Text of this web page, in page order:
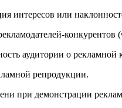
интересов или
аудитории о рекламной
репродукции.
при демонстрации